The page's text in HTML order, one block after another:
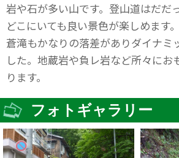
岩や石が多い山です。登山道はだだ
どこにいても良い景色が楽しめます。
蒼滝もかなりの落差がありダイナミ
した。地蔵岩や負レ岩など所々にお
ります。
フォトギャラリー